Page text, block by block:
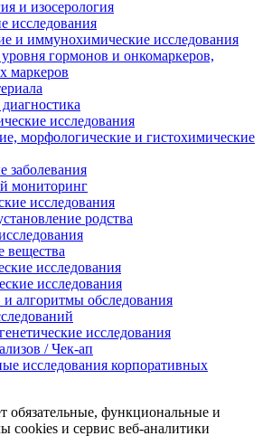
и изосерология
исследования
и иммунохимические исследования
гормонов и онкомаркеров,
маркеров
исследования
морфологические и гистохимические
заболевания
мониторинг
исследования
родства
вещества
исследования
исследования
и алгоритмы обследования
исследования
/ Чек-ап
исследования корпоративных
обязательные, функциональные и
cookies и сервис веб-аналитики